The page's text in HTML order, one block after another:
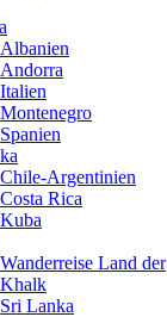
Albanien
Andorra
Italien
Montenegro
Spanien
Chile-Argentinien
Costa Rica
Kuba
Wanderreise Land der
Khalk
Sri Lanka